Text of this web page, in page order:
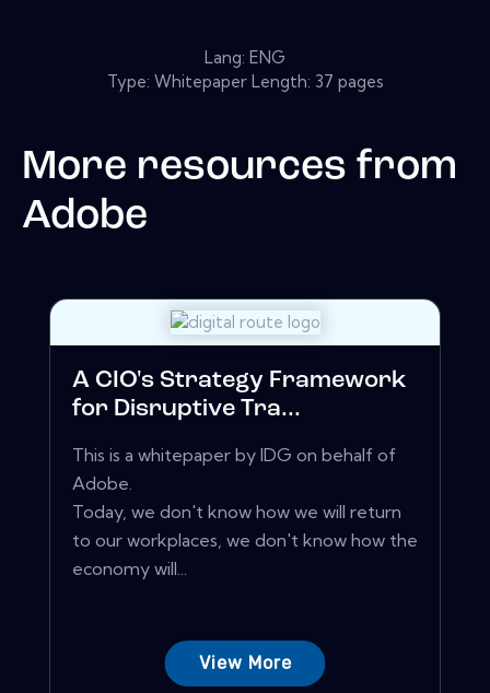
Lang: ENG
Type: Whitepaper Length: 37 pages
More resources from
Adobe
A CIO's Strategy Framework
for Disruptive Tra...
This is a whitepaper by IDG on behalf of
Adobe.
Today, we don't know how we will return
to our workplaces, we don't know how the
economy will...
View More